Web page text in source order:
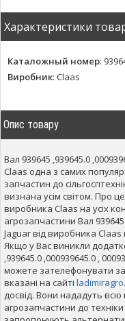
Характеристики
Каталожный номер:
Виробник: Claas
Опис товару
Вал 939645 ,939645.0
Claas одна з самих
запчастин до
визнана усім світом. Про
виробника Claas на усіх
агрозапчастини Вал 939645
Jaguar від виробника
Якщо у Вас виникли
,939645.0 ,000939645.0 ,
можете зателефонувати
вказані на сайті
досвід. Вони нададуть
агрозапчастини до